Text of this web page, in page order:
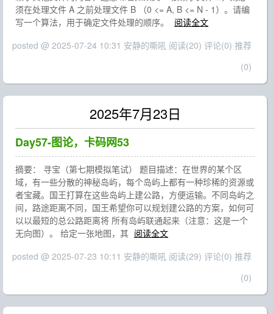
须在处理文件 A 之前处理文件 B （0 <= A, B <= N - 1）。请编
写一个算法，用于确定文件处理的顺序。
阅读全文
posted @ 2025-07-24 10:31 安静的嘶吼 阅读(20) 评论(0) 推荐
(0)
2025年7月23日
Day57-图论，卡码网53
摘要： 寻宝（第七期模拟笔试） 题目描述：在世界的某个区
域，有一些分散的神秘岛屿，每个岛屿上都有一种珍稀的资源或
者宝藏。国王打算在这些岛屿上建公路，方便运输。不同岛屿之
间，路途距离不同，国王希望你可以规划建公路的方案，如何可
以以最短的总公路距离将 所有岛屿联通起来（注意：这是一个
无向图）。 给定一张地图，其 阅读全文
posted @ 2025-07-23 10:11 安静的嘶吼 阅读(29) 评论(0) 推荐
(0)